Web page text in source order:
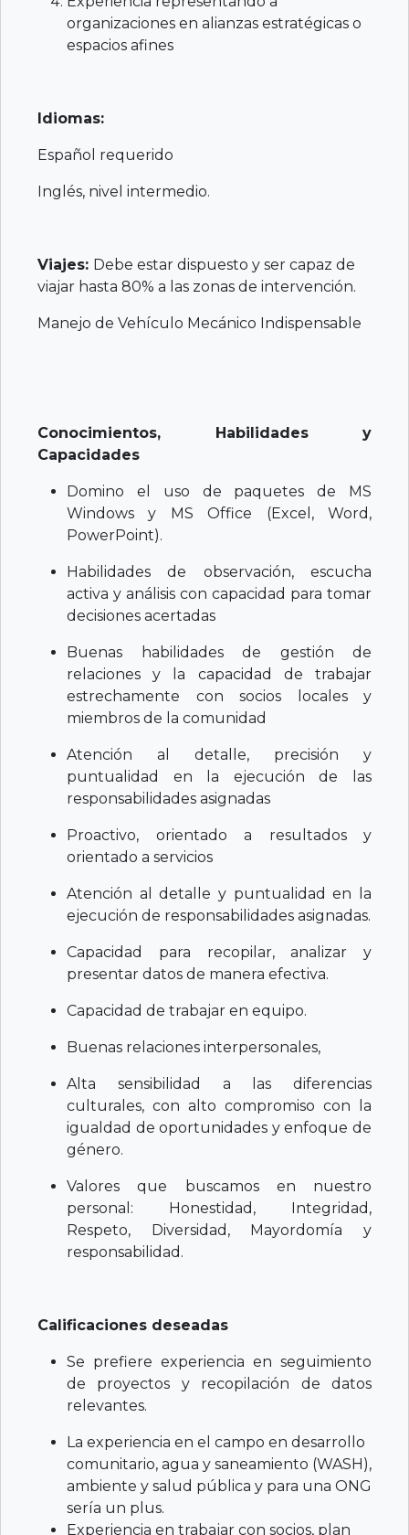
organizaciones en alianzas estratégicas o
espacios afines
Idiomas:
Español requerido
Inglés, nivel intermedio.
Viajes: Debe estar dispuesto y ser capaz de
viajar hasta 80% a las zonas de intervención.
Manejo de Vehículo Mecánico Indispensable
Conocimientos, Habilidades y
Capacidades
Domino el uso de paquetes de MS
Windows y MS Office (Excel, Word,
PowerPoint).
Habilidades de observación, escucha
activa y análisis con capacidad para tomar
decisiones acertadas
Buenas habilidades de gestión de
relaciones y la capacidad de trabajar
estrechamente con socios locales y
miembros de la comunidad
Atención al detalle, precisión y
puntualidad en la ejecución de las
responsabilidades asignadas
Proactivo, orientado a resultados y
orientado a servicios
Atención al detalle y puntualidad en la
ejecución de responsabilidades asignadas.
Capacidad para recopilar, analizar y
presentar datos de manera efectiva.
Capacidad de trabajar en equipo.
Buenas relaciones interpersonales,
Alta sensibilidad a las diferencias
culturales, con alto compromiso con la
igualdad de oportunidades y enfoque de
género.
Valores que buscamos en nuestro
personal: Honestidad, Integridad,
Respeto, Diversidad, Mayordomía y
responsabilidad.
Calificaciones deseadas
Se prefiere experiencia en seguimiento
de proyectos y recopilación de datos
relevantes.
La experiencia en el campo en desarrollo
comunitario, agua y saneamiento (WASH),
ambiente y salud pública y para una ONG
sería un plus.
Experiencia en trabajar con socios, plan